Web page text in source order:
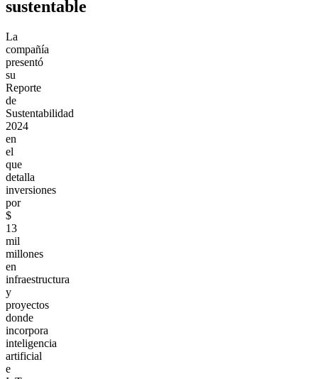
sustentable
La
compañía
presentó
su
Reporte
de
Sustentabilidad
2024
en
el
que
detalla
inversiones
por
$
13
mil
millones
en
infraestructura
y
proyectos
donde
incorpora
inteligencia
artificial
e